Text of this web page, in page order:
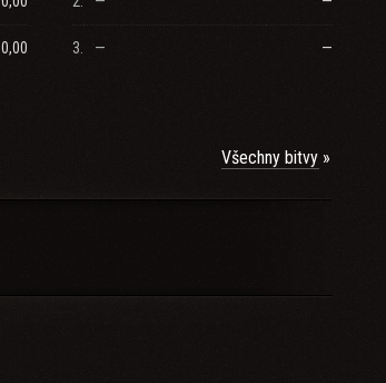
0,00 3. — —
Všechny bitvy